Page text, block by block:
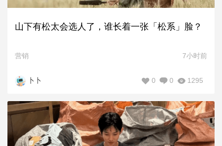
山下有松太会选人了，谁长着一张「松系」脸？
营销 7小时前
卜卜 1295
0
0